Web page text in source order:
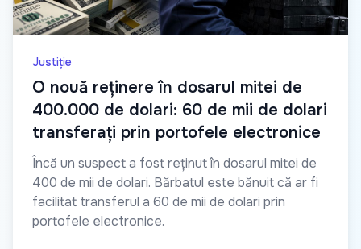
Justiție
O nouă reținere în dosarul mitei de
400.000 de dolari: 60 de mii de dolari
transferați prin portofele electronice
Încă un suspect a fost reținut în dosarul mitei de
400 de mii de dolari. Bărbatul este bănuit că ar fi
facilitat transferul a 60 de mii de dolari prin
portofele electronice.